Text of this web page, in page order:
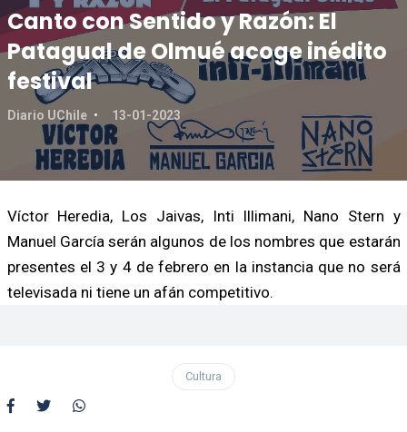
Canto con Sentido y Razón: El
Patagual de Olmué acoge inédito
festival
Diario UChile 13-01-2023
Víctor Heredia, Los Jaivas, Inti Illimani, Nano Stern y
Manuel García serán algunos de los nombres que estarán
presentes el 3 y 4 de febrero en la instancia que no será
televisada ni tiene un afán competitivo.
Cultura